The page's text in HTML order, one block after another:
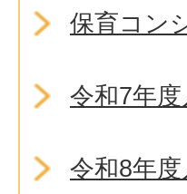
保育コン
令和7年
令和8年